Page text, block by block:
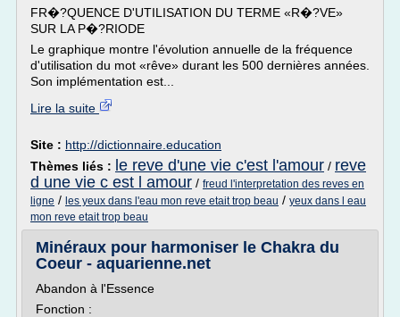
FR�?QUENCE D'UTILISATION DU TERME «R�?VE»
SUR LA P�?RIODE
Le graphique montre l'évolution annuelle de la fréquence
d'utilisation du mot «rêve» durant les 500 dernières années.
Son implémentation est...
Lire la suite
Site : http://dictionnaire.education
Thèmes liés : le reve d'une vie c'est l'amour / reve
d une vie c est l amour / freud l'interpretation des reves en
ligne / les yeux dans l'eau mon reve etait trop beau / yeux dans l eau
mon reve etait trop beau
Minéraux pour harmoniser le Chakra du
Coeur - aquarienne.net
Abandon à l'Essence
Fonction :